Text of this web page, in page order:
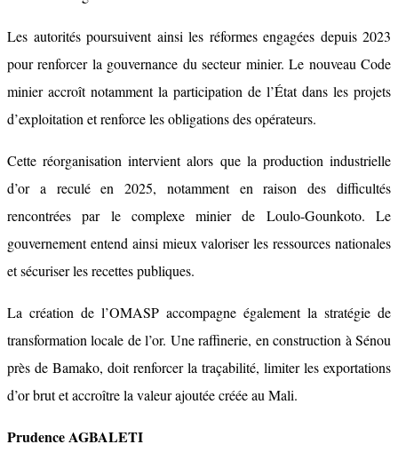
Les autorités poursuivent ainsi les réformes engagées depuis 2023
pour renforcer la gouvernance du secteur minier. Le nouveau Code
minier accroît notamment la participation de l’État dans les projets
d’exploitation et renforce les obligations des opérateurs.
Cette réorganisation intervient alors que la production industrielle
d’or a reculé en 2025, notamment en raison des difficultés
rencontrées par le complexe minier de Loulo-Gounkoto. Le
gouvernement entend ainsi mieux valoriser les ressources nationales
et sécuriser les recettes publiques.
La création de l’OMASP accompagne également la stratégie de
transformation locale de l’or. Une raffinerie, en construction à Sénou
près de Bamako, doit renforcer la traçabilité, limiter les exportations
d’or brut et accroître la valeur ajoutée créée au Mali.
Prudence AGBALETI